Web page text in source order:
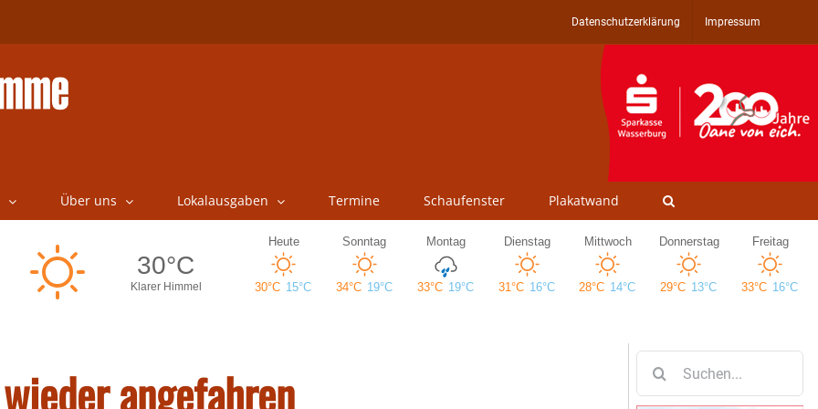
Datenschutzerklärung Impressum
Über uns Lokalausgaben Termine Schaufenster Plakatwand
angefahren
nach: